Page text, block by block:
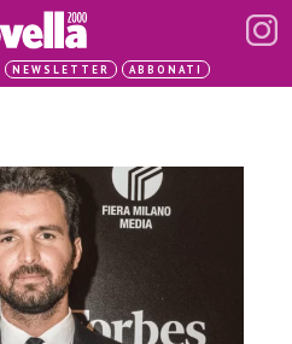
NEWSLETTER ABBONATI